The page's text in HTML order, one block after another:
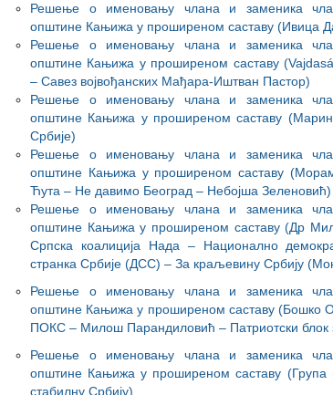
Решење о именовању члана и заменика
општине Кањижа у проширеном саставу (Ивица
Решење о именовању члана и заменика
општине Кањижа у проширеном саставу
– Савез војвођанских Мађара-Иштван Пастор)
Решење о именовању члана и заменика
општине Кањижа у проширеном саставу
Србије)
Решење о именовању члана и заменика
општине Кањижа у проширеном саставу
Ћута – Не давимо Београд – Небојша Зеленовић)
Решење о именовању члана и заменика
општине Кањижа у проширеном саставу (Др
Српска коалиција Нада – Национално
странка Србије (ДСС) – За краљевину Србију
Решење о именовању члана и заменика
општине Кањижа у проширеном саставу (Бошко
ПОКС – Милош Парандиловић – Патриотски блок
Решење о именовању члана и заменика
општине Кањижа у проширеном саставу (Група
стабилну Србију)